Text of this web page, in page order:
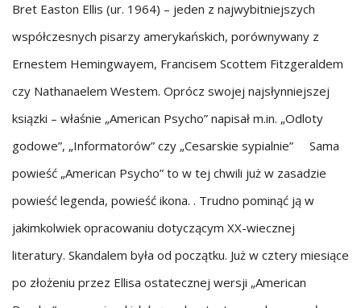
Bret Easton Ellis (ur. 1964) – jeden z najwybitniejszych
współczesnych pisarzy amerykańskich, porównywany z
Ernestem Hemingwayem, Francisem Scottem Fitzgeraldem
czy Nathanaelem Westem. Oprócz swojej najsłynniejszej
ksiązki – właśnie „American Psycho” napisał m.in. „Odloty
godowe”, „Informatorów” czy „Cesarskie sypialnie” Sama
powieść „American Psycho” to w tej chwili już w zasadzie
powieść legenda, powieść ikona. . Trudno pominąć ją w
jakimkolwiek opracowaniu dotyczącym XX-wiecznej
literatury. Skandalem była od początku. Już w cztery miesiące
po złożeniu przez Ellisa ostatecznej wersji „American